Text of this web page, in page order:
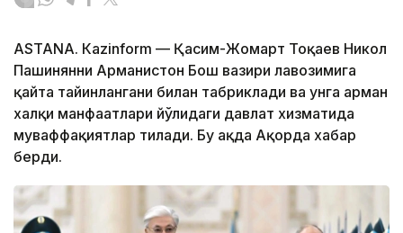
ASTANА. Кazinform — Қасим-Жомарт Тоқаев Никол
Пашинянни Арманистон Бош вазири лавозимига
қайта тайинлангани билан табриклади ва унга арман
халқи манфаатлари йўлидаги давлат хизматида
муваффақиятлар тилади. Бу ҳақда Ақорда хабар
берди.